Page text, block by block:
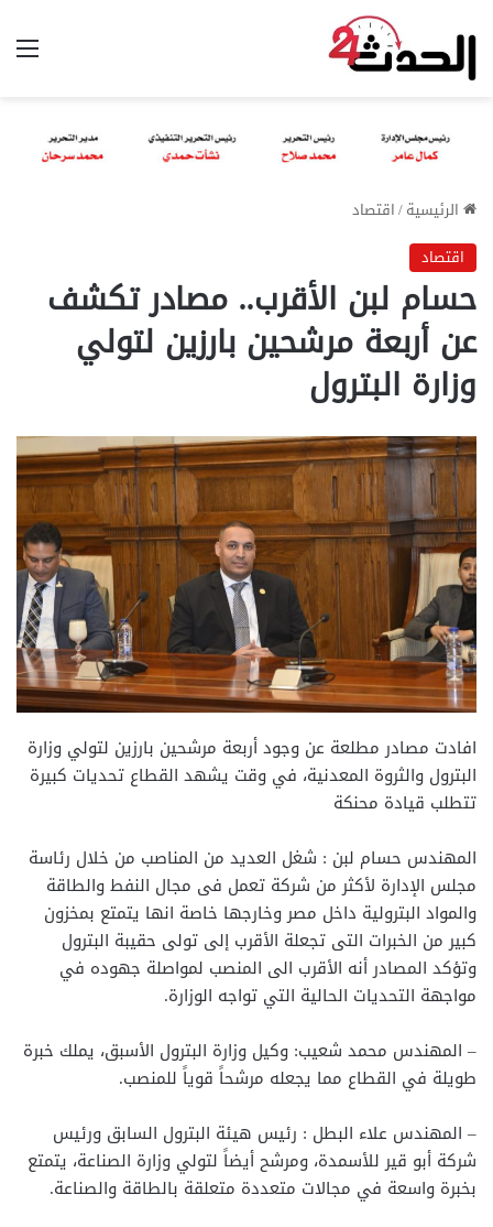
الرئيسية/اقتصاد
اقتصاد
حسام لبن الأقرب.. مصادر تكشف
عن أربعة مرشحين بارزين لتولي
وزارة البترول
افادت مصادر مطلعة عن وجود أربعة مرشحين بارزين لتولي وزارة
البترول والثروة المعدنية، في وقت يشهد القطاع تحديات كبيرة
تتطلب قيادة محنكة
المهندس حسام لبن : شغل العديد من المناصب من خلال رئاسة
مجلس الإدارة لأكثر من شركة تعمل فى مجال النفط والطاقة
والمواد البترولية داخل مصر وخارجها خاصة انها يتمتع بمخزون
كبير من الخبرات التى تجعلة الأقرب إلى تولى حقيبة البترول
وتؤكد المصادر أنه الأقرب الى المنصب لمواصلة جهوده في
مواجهة التحديات الحالية التي تواجه الوزارة.
– المهندس محمد شعيب: وكيل وزارة البترول الأسبق، يملك خبرة
طويلة في القطاع مما يجعله مرشحاً قوياً للمنصب.
– المهندس علاء البطل : رئيس هيئة البترول السابق ورئيس
شركة أبو قير للأسمدة، ومرشح أيضاً لتولي وزارة الصناعة، يتمتع
بخبرة واسعة في مجالات متعددة متعلقة بالطاقة والصناعة.